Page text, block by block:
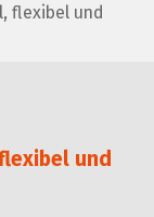
flexibel und
und